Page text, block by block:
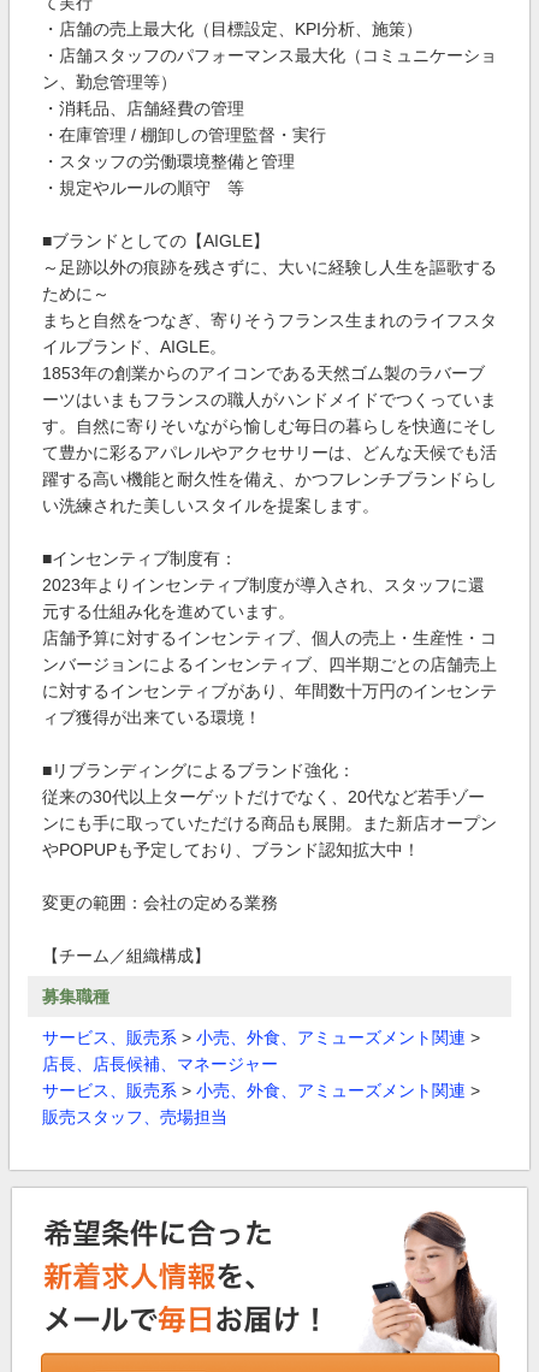
・店舗の売上最大化（目標設定、KPI分析、施策）
・店舗スタッフのパフォーマンス最大化（コミュニケーショ
ン、勤怠管理等）
・消耗品、店舗経費の管理
・在庫管理 / 棚卸しの管理監督・実行
・スタッフの労働環境整備と管理
・規定やルールの順守 等
■ブランドとしての【AIGLE】
～足跡以外の痕跡を残さずに、大いに経験し人生を謳歌する
ために～
まちと自然をつなぎ、寄りそうフランス生まれのライフスタ
イルブランド、AIGLE。
1853年の創業からのアイコンである天然ゴム製のラバーブ
ーツはいまもフランスの職人がハンドメイドでつくっていま
す。自然に寄りそいながら愉しむ毎日の暮らしを快適にそし
て豊かに彩るアパレルやアクセサリーは、どんな天候でも活
躍する高い機能と耐久性を備え、かつフレンチブランドらし
い洗練された美しいスタイルを提案します。
■インセンティブ制度有：
2023年よりインセンティブ制度が導入され、スタッフに還
元する仕組み化を進めています。
店舗予算に対するインセンティブ、個人の売上・生産性・コ
ンバージョンによるインセンティブ、四半期ごとの店舗売上
に対するインセンティブがあり、年間数十万円のインセンテ
ィブ獲得が出来ている環境！
■リブランディングによるブランド強化：
従来の30代以上ターゲットだけでなく、20代など若手ゾー
ンにも手に取っていただける商品も展開。また新店オープン
やPOPUPも予定しており、ブランド認知拡大中！
変更の範囲：会社の定める業務
【チーム／組織構成】
募集職種
サービス、販売系 > 小売、外食、アミューズメント関連 >
店長、店長候補、マネージャー
サービス、販売系 > 小売、外食、アミューズメント関連 >
販売スタッフ、売場担当